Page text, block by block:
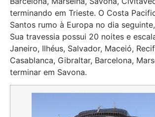
terminando em Trieste. O Costa
Santos rumo à Europa no dia
Sua travessia possui 20 noites e
Janeiro, Ilhéus, Salvador, Maceió,
Casablanca, Gibraltar, Barcelona,
terminar em Savona.